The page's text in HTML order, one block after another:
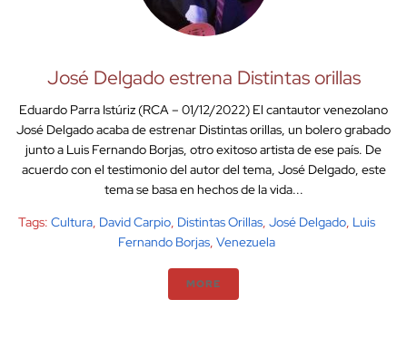
José Delgado estrena Distintas orillas
Eduardo Parra Istúriz (RCA – 01/12/2022) El cantautor venezolano
José Delgado acaba de estrenar Distintas orillas, un bolero grabado
junto a Luis Fernando Borjas, otro exitoso artista de ese país. De
acuerdo con el testimonio del autor del tema, José Delgado, este
tema se basa en hechos de la vida...
Tags: Cultura, David Carpio, Distintas Orillas, José Delgado, Luis
Fernando Borjas, Venezuela
MORE